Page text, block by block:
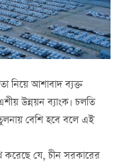
নিয়ে আশাবাদ ব্যক্ত
উন্নয়ন ব্যাংক। চলতি
বেশি হবে বলে এই
করেছে যে, চীন সরকারের